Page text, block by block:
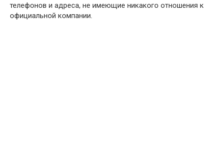
телефонов и адреса, не имеющие никакого отношения к
официальной компании.